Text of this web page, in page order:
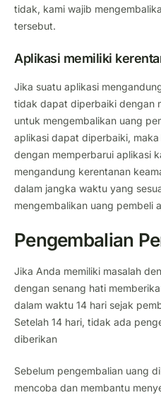
tidak, kami wajib
tersebut.
Aplikasi memiliki
Jika suatu aplikasi
tidak dapat diperbaiki dengan
untuk mengembalikan uang
aplikasi dapat diperbaiki,
dengan memperbarui aplikasi
mengandung kerentanan
dalam jangka waktu yang
mengembalikan uang pembeli
Pengembalian
Jika Anda memiliki masalah
dengan senang hati
dalam waktu 14 hari sejak
Setelah 14 hari, tidak ada
diberikan
Sebelum pengembalian uang
mencoba dan membantu